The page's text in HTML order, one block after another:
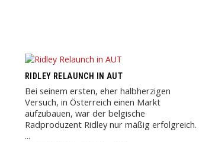
RIDLEY RELAUNCH IN AUT
Bei seinem ersten, eher halbherzigen
Versuch, in Österreich einen Markt
aufzubauen, war der belgische
Radproduzent Ridley nur mäßig erfolgreich.
...